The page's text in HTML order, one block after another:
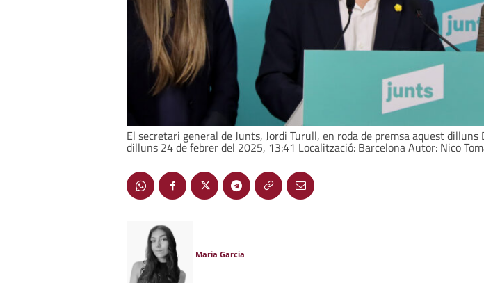
El secretari general de Junts, Jordi Turull, en roda de premsa aquest dilluns
dilluns 24 de febrer del 2025, 13:41 Localització: Barcelona Autor: Nico
Maria Garcia